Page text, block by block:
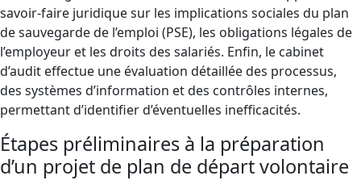
savoir-faire juridique sur les implications sociales du plan
de sauvegarde de l’emploi (PSE), les obligations légales de
l’employeur et les droits des salariés. Enfin, le cabinet
d’audit effectue une évaluation détaillée des processus,
des systèmes d’information et des contrôles internes,
permettant d’identifier d’éventuelles inefficacités.
Étapes préliminaires à la préparation
d’un projet de plan de départ volontaire